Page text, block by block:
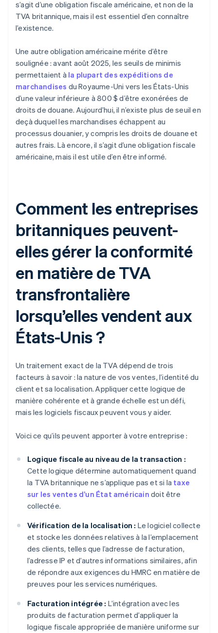
s’agit d’une obligation fiscale américaine, et non de la
TVA britannique, mais il est essentiel d’en connaître
l’existence.
Une autre obligation américaine mérite d’être
soulignée : avant août 2025, les seuils de minimis
permettaient à la plupart des expéditions de
marchandises du Royaume-Uni vers les États-Unis
d’une valeur inférieure à 800 $ d’être exonérées de
droits de douane. Aujourd’hui, il n’existe plus de seuil en
deçà duquel les marchandises échappent au
processus douanier, y compris les droits de douane et
autres frais. Là encore, il s’agit d’une obligation fiscale
américaine, mais il est utile d’en être informé.
Comment les entreprises
britanniques peuvent-
elles gérer la conformité
en matière de TVA
transfrontalière
lorsqu’elles vendent aux
États-Unis ?
Un traitement exact de la TVA dépend de trois
facteurs à savoir : la nature de vos ventes, l’identité du
client et sa localisation. Appliquer cette logique de
manière cohérente et à grande échelle est un défi,
mais les logiciels fiscaux peuvent vous y aider.
Voici ce qu’ils peuvent apporter à votre entreprise :
Logique fiscale au niveau de la transaction :
Cette logique détermine automatiquement quand
la TVA britannique ne s’applique pas et si la taxe
sur les ventes d’un État américain doit être
collectée.
Vérification de la localisation : Le logiciel collecte
et stocke les données relatives à la l’emplacement
des clients, telles que l’adresse de facturation,
l’adresse IP et d’autres informations similaires, afin
de répondre aux exigences du HMRC en matière de
preuves pour les services numériques.
Facturation intégrée : L’intégration avec les
produits de facturation permet d’appliquer la
logique fiscale appropriée de manière uniforme sur